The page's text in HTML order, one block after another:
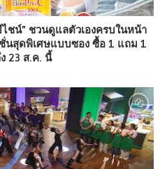
ชน์” ชวนดูแลตัวเองครบในหน้า
นสุดพิเศษแบบซอง ซื้อ 1 แถม 1
23 ส.ค. นี้